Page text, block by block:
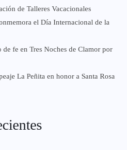
de Talleres Vacacionales
el Día Internacional de la
fe en Tres Noches de Clamor por
La Peñita en honor a Santa Rosa